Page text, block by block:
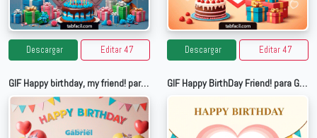
Descargar Editar 47 Descargar Editar 47
GIF Happy birthday, my friend! para Gabriel GIF Happy BirthDay Friend! para Gabriel